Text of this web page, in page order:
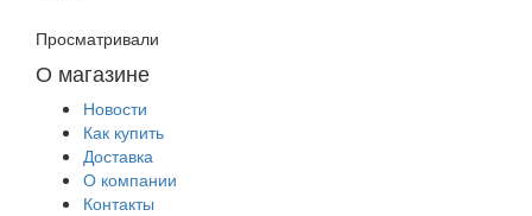
Просматривали
О магазине
Новости
Как купить
Доставка
О компании
Контакты